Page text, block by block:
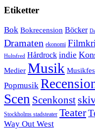
Etiketter
Bok Bokrecension Böcker
Dramaten ekonomi
Hultsfred Hårdrock indie
Medier Musik
Popmusik
Scen Scenkonst
Stockholms stadsteater Teater
Way Out West